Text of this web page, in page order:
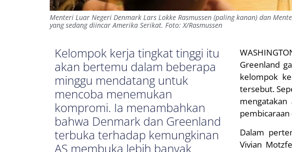
Menteri Luar Negeri Denmark Lars Lokke Rasmussen (paling kanan) dan
yang sedang diincar Amerika Serikat. Foto: X/Rasmussen
Kelompok kerja tingkat tinggi itu
akan bertemu dalam beberapa
minggu mendatang untuk
mencoba menemukan
kompromi. Ia menambahkan
bahwa Denmark dan Greenland
terbuka terhadap kemungkinan
AS membuka lebih banyak
Greenland
kelompok
tersebut.
mengatakan
pembicaraan
Dalam
Vivian